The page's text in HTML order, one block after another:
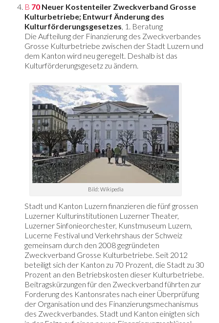
B 70 Neuer Kostenteiler Zweckverband Grosse
Kulturbetriebe; Entwurf Änderung des
Kulturförderungsgesetzes, 1. Beratung
Die Aufteilung der Finanzierung des Zweckverbandes
Grosse Kulturbetriebe zwischen der Stadt Luzern und
dem Kanton wird neu geregelt. Deshalb ist das
Kulturförderungsgesetz zu ändern.
Bild: Wikipedia
Stadt und Kanton Luzern finanzieren die fünf grossen
Luzerner Kulturinstitutionen Luzerner Theater,
Luzerner Sinfonieorchester, Kunstmuseum Luzern,
Lucerne Festival und Verkehrshaus der Schweiz
gemeinsam durch den 2008 gegründeten
Zweckverband Grosse Kulturbetriebe. Seit 2012
beteiligt sich der Kanton zu 70 Prozent, die Stadt zu 30
Prozent an den Betriebskosten dieser Kulturbetriebe.
Beitragskürzungen für den Zweckverband führten zur
Forderung des Kantonsrates nach einer Überprüfung
der Organisation und des Finanzierungsmechanismus
des Zweckverbandes. Stadt und Kanton einigten sich